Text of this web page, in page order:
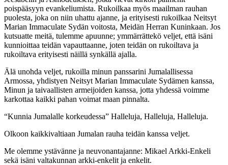
poispääsyyn evankeliumista. Rukoilkaa myös maailman rauhan
puolesta, joka on niin uhattu ajanne, ja erityisesti rukoilkaa Neitsyt
Marian Immaculate Sydän voitosta, Meidän Herran Kuninkaan. Jos
kutsuatte meitä, tulemme apuunne; ymmärrättekö veljet, että isäni
kunnioittaa teidän vapauttaanne, joten teidän on rukoiltava ja
rukoiltava erityisesti näillä synkällä ajalla.
Älä unohda veljet, rukoilla minun panssarini Jumalallisessa
Armossa, yhdistyen Neitsyt Marian Immaculate Sydämen kanssa,
Minun ja taivaallisten armeijoiden kanssa, jotta yhdessä voimme
karkottaa kaikki pahan voimat maan pinnalta.
“Kunnia Jumalalle korkeudessa” Halleluja, Halleluja, Halleluja.
Olkoon kaikkivaltiaan Jumalan rauha teidän kanssa veljet.
Me olemme ystävänne ja neuvonantajanne: Mikael Arkki-Enkeli
sekä isäni valtakunnan arkki-enkelit ja enkelit.